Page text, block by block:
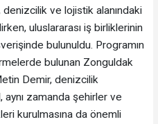
ve lojistik alanındaki
uluslararası iş birliklerinin
bulunuldu. Programın
bulunan Zonguldak
Demir, denizcilik
aynı zamanda şehirler ve
kurulmasına da önemli